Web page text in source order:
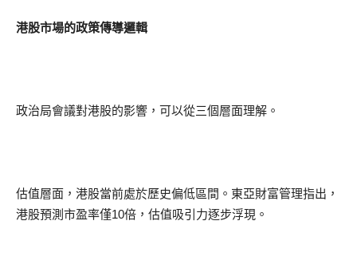
港股市場的政策傳導邏輯
政治局會議對港股的影響，可以從三個層面理解。
估值層面，港股當前處於歷史偏低區間。東亞財富管理指出，
港股預測市盈率僅10倍，估值吸引力逐步浮現。